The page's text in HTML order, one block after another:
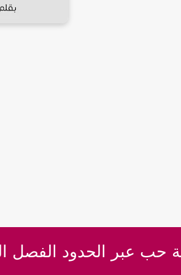
حب عبر الحدود الفصل